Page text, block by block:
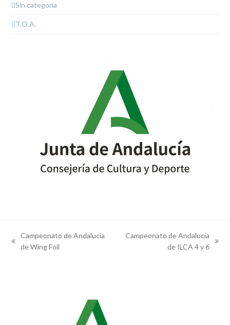
Sin categoría
T.O.A.
previous
Campeonato de Andalucía
de Wing Foil
Campeonato de Andalucía
de ILCA 4 y 6